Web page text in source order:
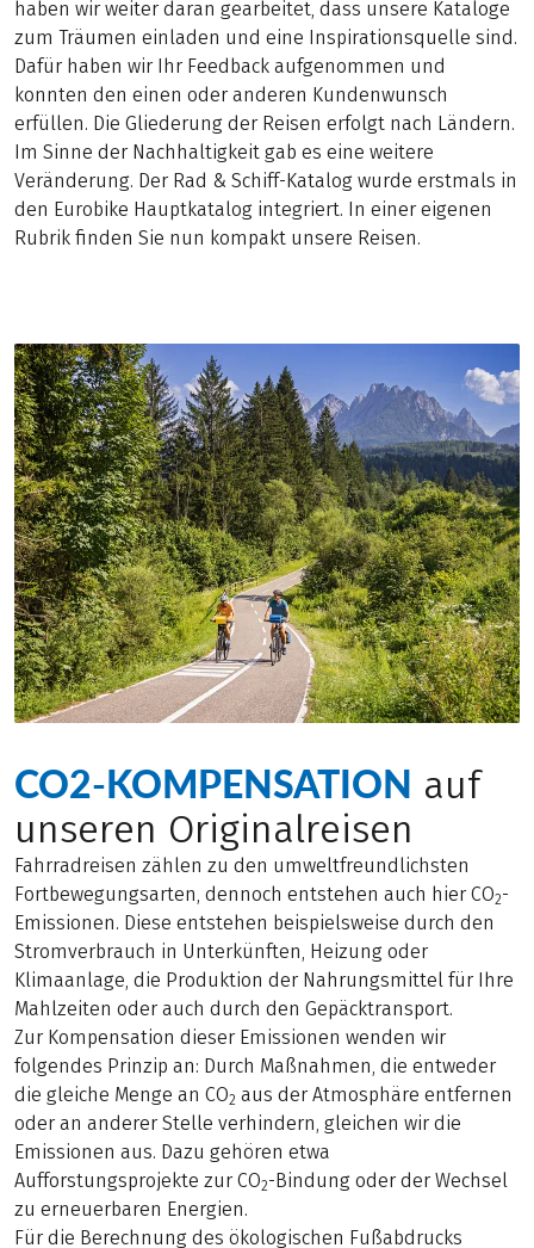
haben wir weiter daran gearbeitet, dass unsere Kataloge
zum Träumen einladen und eine Inspirationsquelle sind.
Dafür haben wir Ihr Feedback aufgenommen und
konnten den einen oder anderen Kundenwunsch
erfüllen. Die Gliederung der Reisen erfolgt nach Ländern.
Im Sinne der Nachhaltigkeit gab es eine weitere
Veränderung. Der Rad & Schiff-Katalog wurde erstmals in
den Eurobike Hauptkatalog integriert. In einer eigenen
Rubrik finden Sie nun kompakt unsere Reisen.
CO2-KOMPENSATION auf
unseren Originalreisen
Fahrradreisen zählen zu den umweltfreundlichsten
Fortbewegungsarten, dennoch entstehen auch hier CO2-
Emissionen. Diese entstehen beispielsweise durch den
Stromverbrauch in Unterkünften, Heizung oder
Klimaanlage, die Produktion der Nahrungsmittel für Ihre
Mahlzeiten oder auch durch den Gepäcktransport.
Zur Kompensation dieser Emissionen wenden wir
folgendes Prinzip an: Durch Maßnahmen, die entweder
die gleiche Menge an CO2 aus der Atmosphäre entfernen
oder an anderer Stelle verhindern, gleichen wir die
Emissionen aus. Dazu gehören etwa
Aufforstungsprojekte zur CO2-Bindung oder der Wechsel
zu erneuerbaren Energien.
Für die Berechnung des ökologischen Fußabdrucks